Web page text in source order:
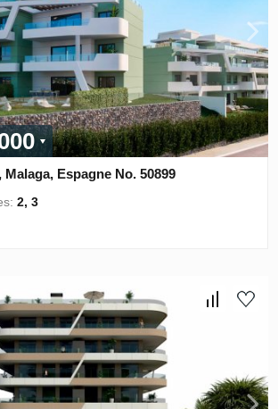
Malaga, Espagne No. 50899
2, 3